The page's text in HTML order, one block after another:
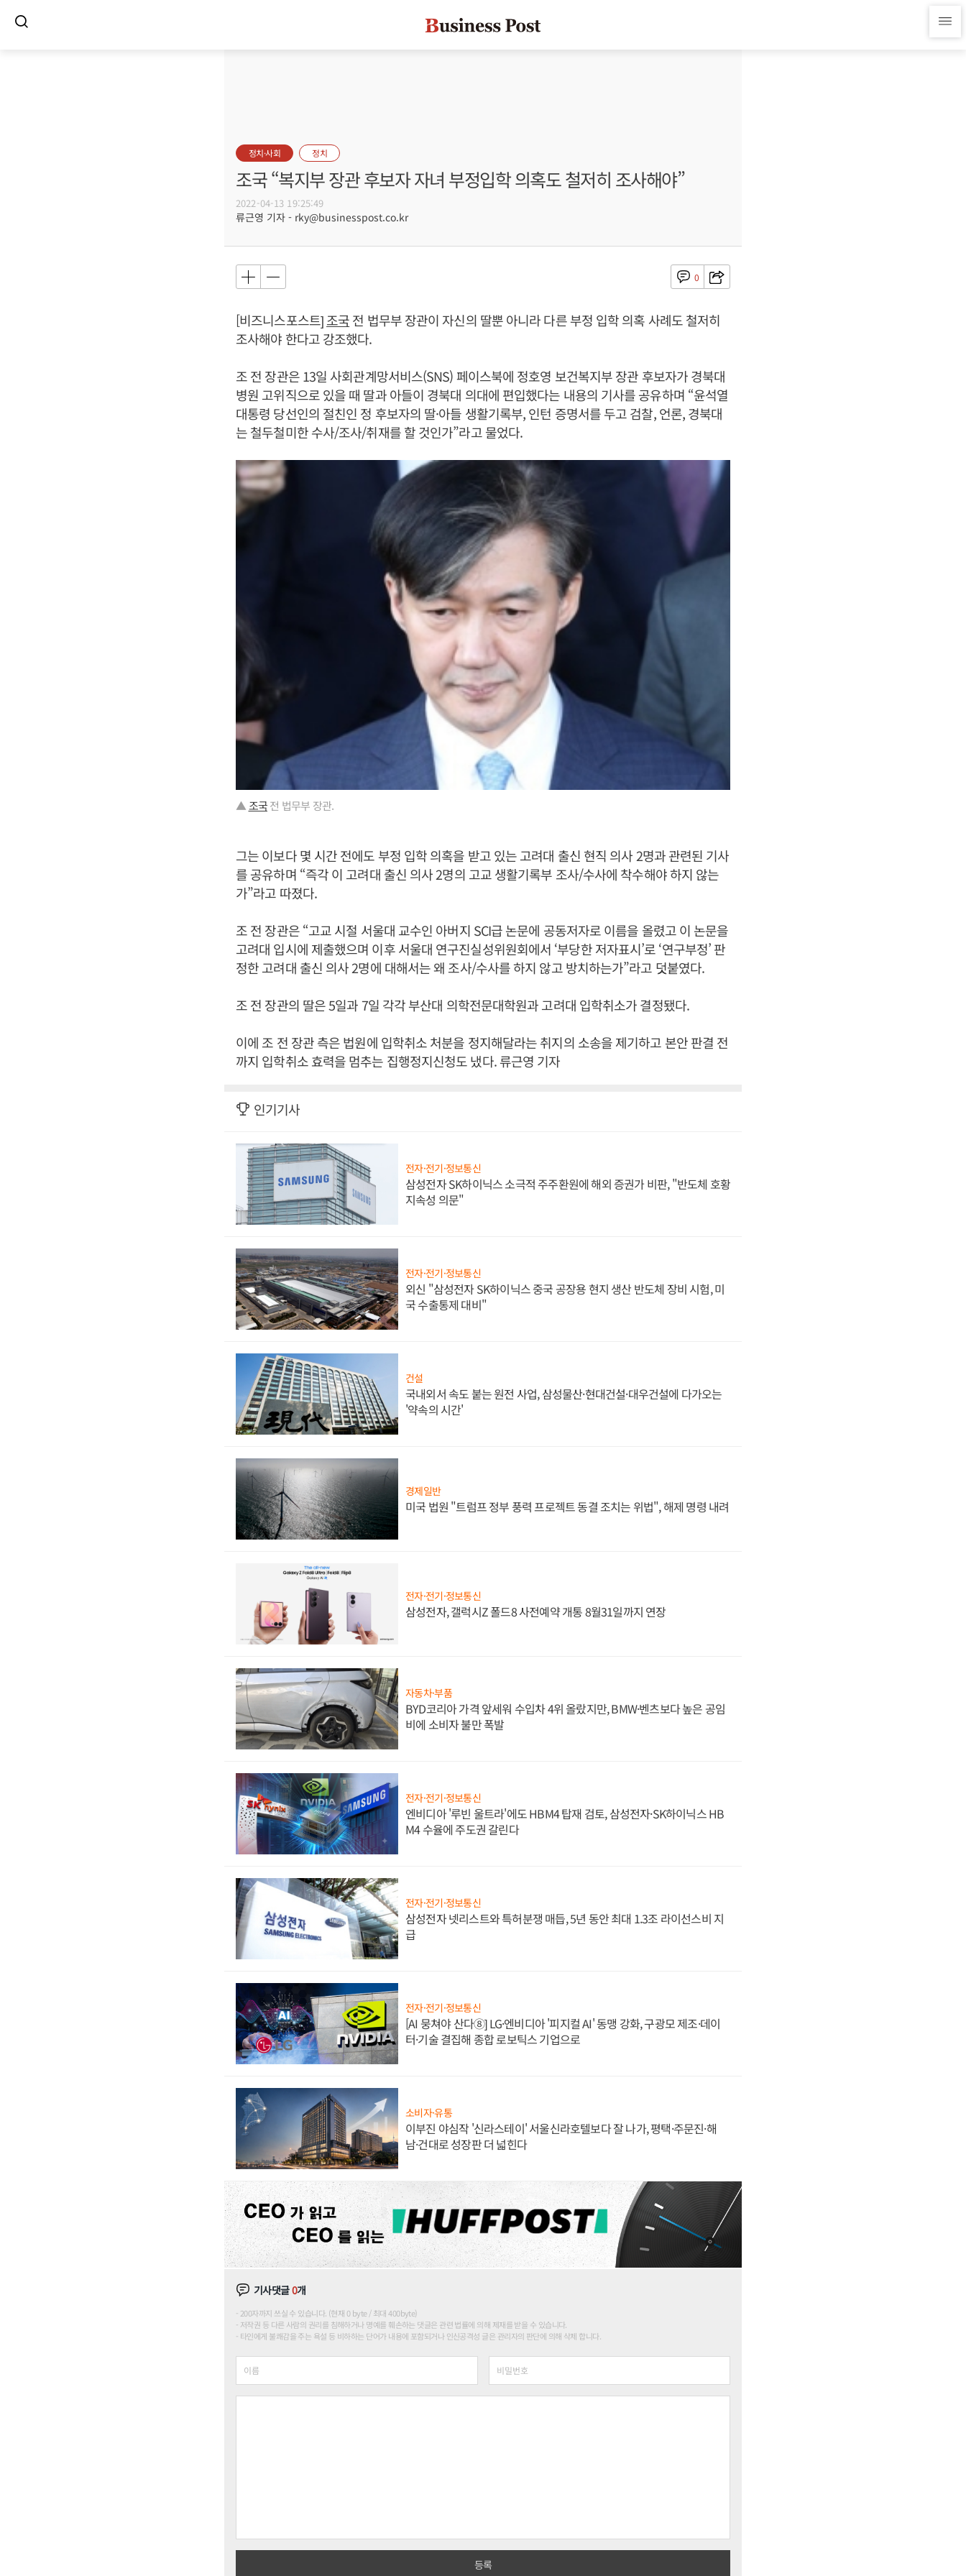
정치·사회 정치
조국 “복지부 장관 후보자 자녀 부정입학 의혹도 철저히 조사해야”
2022-04-13 19:25:49
류근영 기자 - rky@businesspost.co.kr
0
[비즈니스포스트]조국전 법무부 장관이 자신의 딸뿐 아니라 다른 부정 입학 의혹 사례도 철저히
조사해야 한다고 강조했다.
조 전 장관은 13일 사회관계망서비스(SNS) 페이스북에 정호영 보건복지부 장관 후보자가 경북대
병원 고위직으로 있을 때 딸과 아들이 경북대 의대에 편입했다는 내용의 기사를 공유하며 “윤석열
대통령 당선인의 절친인 정 후보자의 딸·아들 생활기록부, 인턴 증명서를 두고 검찰, 언론, 경북대
는 철두철미한 수사/조사/취재를 할 것인가”라고 물었다.
▲조국전 법무부 장관.
그는 이보다 몇 시간 전에도 부정 입학 의혹을 받고 있는 고려대 출신 현직 의사 2명과 관련된 기사
를 공유하며 “즉각 이 고려대 출신 의사 2명의 고교 생활기록부 조사/수사에 착수해야 하지 않는
가”라고 따졌다.
조 전 장관은 “고교 시절 서울대 교수인 아버지 SCI급 논문에 공동저자로 이름을 올렸고 이 논문을
고려대 입시에 제출했으며 이후 서울대 연구진실성위원회에서 ‘부당한 저자표시’로 ‘연구부정’ 판
정한 고려대 출신 의사 2명에 대해서는 왜 조사/수사를 하지 않고 방치하는가”라고 덧붙였다.
조 전 장관의 딸은 5일과 7일 각각 부산대 의학전문대학원과 고려대 입학취소가 결정됐다.
이에 조 전 장관 측은 법원에 입학취소 처분을 정지해달라는 취지의 소송을 제기하고 본안 판결 전
까지 입학취소 효력을 멈추는 집행정지신청도 냈다. 류근영 기자
인기기사
전자·전기·정보통신
삼성전자 SK하이닉스 소극적 주주환원에 해외 증권가 비판, "반도체 호황
지속성 의문"
전자·전기·정보통신
외신 "삼성전자 SK하이닉스 중국 공장용 현지 생산 반도체 장비 시험, 미
국 수출통제 대비"
건설
국내외서 속도 붙는 원전 사업, 삼성물산·현대건설·대우건설에 다가오는
'약속의 시간'
경제일반
미국 법원 "트럼프 정부 풍력 프로젝트 동결 조치는 위법", 해제 명령 내려
전자·전기·정보통신
삼성전자, 갤럭시Z 폴드8 사전예약 개통 8월31일까지 연장
자동차·부품
BYD코리아 가격 앞세워 수입차 4위 올랐지만, BMW·벤츠보다 높은 공임
비에 소비자 불만 폭발
전자·전기·정보통신
엔비디아 '루빈 울트라'에도 HBM4 탑재 검토, 삼성전자·SK하이닉스 HB
M4 수율에 주도권 갈린다
전자·전기·정보통신
삼성전자 넷리스트와 특허분쟁 매듭, 5년 동안 최대 1.3조 라이선스비 지
급
전자·전기·정보통신
[AI 뭉쳐야 산다⑧] LG·엔비디아 '피지컬 AI' 동맹 강화, 구광모 제조·데이
터·기술 결집해 종합 로보틱스 기업으로
소비자·유통
이부진 야심작 '신라스테이' 서울신라호텔보다 잘 나가, 평택·주문진·해
남·건대로 성장판 더 넓힌다
기사댓글0개
200자까지 쓰실 수 있습니다. (현재 0 byte / 최대 400byte)
저작권 등 다른 사람의 권리를 침해하거나 명예를 훼손하는 댓글은 관련 법률에 의해 제재를 받을 수 있습니다.
타인에게 불쾌감을 주는 욕설 등 비하하는 단어가 내용에 포함되거나 인신공격성 글은 관리자의 판단에 의해 삭제 합니다.